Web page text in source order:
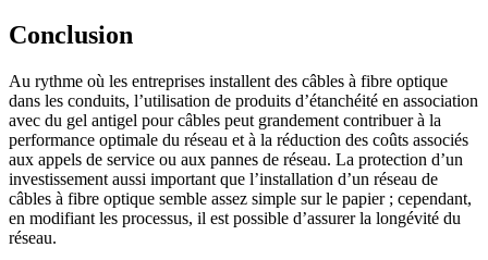
Conclusion
Au rythme où les entreprises installent des câbles à fibre optique
dans les conduits, l’utilisation de produits d’étanchéité en association
avec du gel antigel pour câbles peut grandement contribuer à la
performance optimale du réseau et à la réduction des coûts associés
aux appels de service ou aux pannes de réseau. La protection d’un
investissement aussi important que l’installation d’un réseau de
câbles à fibre optique semble assez simple sur le papier ; cependant,
en modifiant les processus, il est possible d’assurer la longévité du
réseau.